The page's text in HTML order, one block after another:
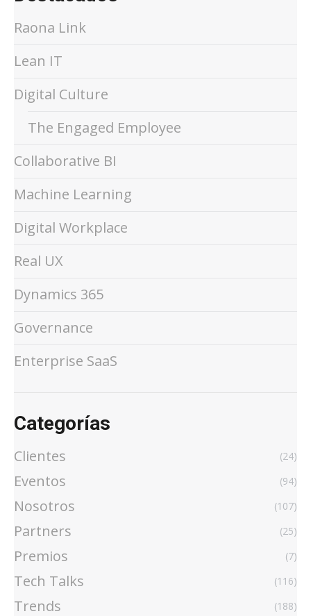
Raona Link
Lean IT
Digital Culture
The Engaged Employee
Collaborative BI
Machine Learning
Digital Workplace
Real UX
Dynamics 365
Governance
Enterprise SaaS
Categorías
Clientes (24)
Eventos (94)
Nosotros (107)
Partners (25)
Premios (7)
Tech Talks (116)
Trends (188)